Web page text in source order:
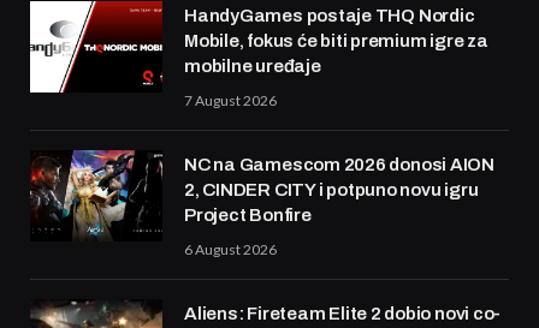
HandyGames postaje THQ Nordic
Mobile, fokus će biti premium igre za
mobilne uređaje
7 August 2026
NC na Gamescom 2026 donosi AION
2, CINDER CITY i potpuno novu igru
Project Bonfire
6 August 2026
Aliens: Fireteam Elite 2 dobio novi co-